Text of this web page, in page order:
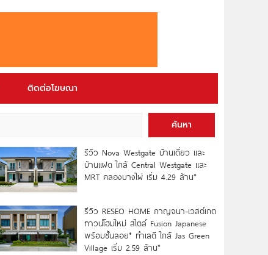
ติดต่อโฆษณา
ค้นหา
รีวิว Nova Westgate บ้านเดี่ยว และ
บ้านแฝด ใกล้ Central Westgate และ
MRT คลองบางไผ่ เริ่ม 4.29 ล้าน*
รีวิว RESEO HOME กาญจนา-เวสต์เกต
ทาวน์โฮมใหม่ สไตล์ Fusion Japanese
พร้อมชั้นลอย* ทำเลดี ใกล้ Jas Green
Village เริ่ม 2.59 ล้าน*